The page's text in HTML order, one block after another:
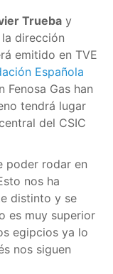
Truebay
dirección
emitido en TVE
Española
Fenosa Gas han
tendrá lugar
del CSIC
poder rodar en
nos ha
distinto y se
es muy superior
egipcios ya lo
nos siguen